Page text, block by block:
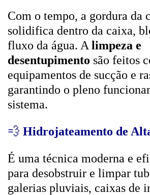
Com o tempo, a gordura da
solidifica dentro da caixa,
fluxo da água. A limpeza e
desentupimento são feitos
equipamentos de sucção e
garantindo o pleno
sistema.
💨 Hidrojateamento de
É uma técnica moderna e
para desobstruir e limpar
galerias pluviais, caixas de